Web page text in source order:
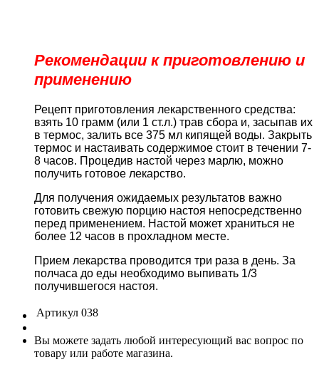
Рекомендации к приготовлению и
применению
Рецепт приготовления лекарственного средства:
взять 10 грамм (или 1 ст.л.) трав сбора и, засыпав их
в термос, залить все 375 мл кипящей воды. Закрыть
термос и настаивать содержимое стоит в течении 7-
8 часов. Процедив настой через марлю, можно
получить готовое лекарство.
Для получения ожидаемых результатов важно
готовить свежую порцию настоя непосредственно
перед применением. Настой может храниться не
более 12 часов в прохладном месте.
Прием лекарства проводится три раза в день. За
полчаса до еды необходимо выпивать 1/3
получившегося настоя.
Артикул 038
Вы можете задать любой интересующий вас вопрос по
товару или работе магазина.